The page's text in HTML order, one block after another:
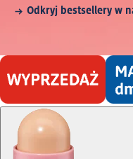
Odkryj bestsellery w